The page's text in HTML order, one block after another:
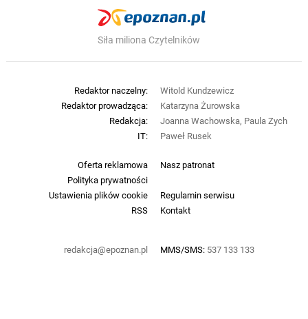
Siła miliona Czytelników
Oferta reklamowa
Nasz patronat
Polityka prywatności
Ustawienia plików cookie
Regulamin serwisu
RSS
Kontakt
redakcja@epoznan.pl MMS/SMS: 537 133 133
Redaktor naczelny:
Witold Kundzewicz
Redaktor prowadząca:
Katarzyna Żurowska
Redakcja:
Joanna Wachowska, Paula Zych
IT:
Paweł Rusek